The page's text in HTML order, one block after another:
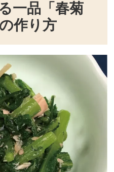
一品「春菊
作り方